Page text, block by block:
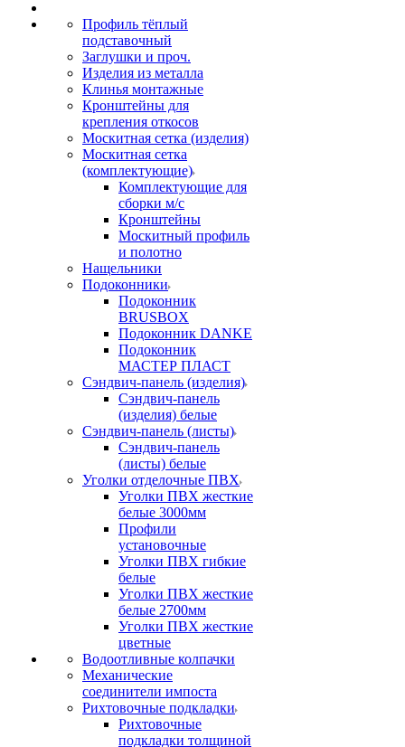
Профиль тёплый
подставочный
Заглушки и проч.
Изделия из металла
Клинья монтажные
Кронштейны для
крепления откосов
Москитная сетка (изделия)
Москитная сетка
(комплектующие)
Комплектующие для
сборки м/с
Кронштейны
Москитный профиль
и полотно
Нащельники
Подоконники
Подоконник
BRUSBOX
Подоконник DANKE
Подоконник
МАСТЕР ПЛАСТ
Сэндвич-панель (изделия)
Сэндвич-панель
(изделия) белые
Сэндвич-панель (листы)
Сэндвич-панель
(листы) белые
Уголки отделочные ПВХ
Уголки ПВХ жесткие
белые 3000мм
Профили
установочные
Уголки ПВХ гибкие
белые
Уголки ПВХ жесткие
белые 2700мм
Уголки ПВХ жесткие
цветные
Водоотливные колпачки
Механические
соединители импоста
Рихтовочные подкладки
Рихтовочные
подкладки толщиной